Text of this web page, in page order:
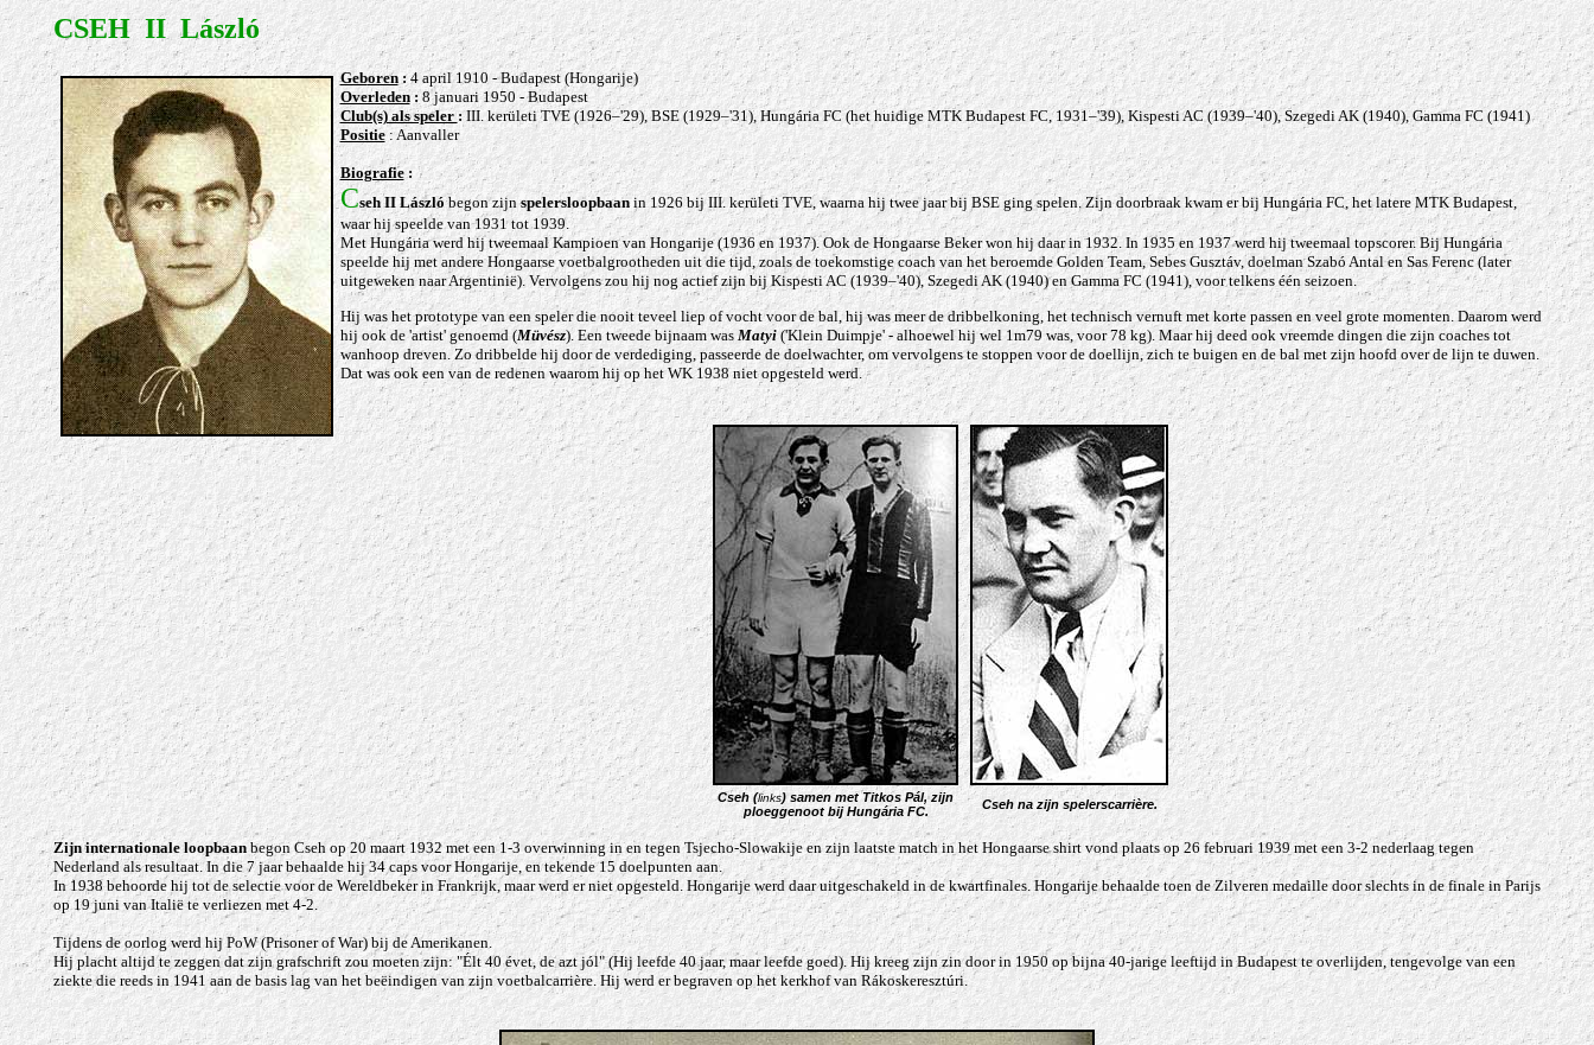
CSEH II László
Geboren:4 april 1910 - Budapest (Hongarije)
Overleden:8 januari 1950 - Budapest
Club(s) als speler :III. kerületi TVE (1926–'29), BSE (1929–'31), Hungária FC (het huidige MTK Budapest FC, 1931–'39), Kispesti AC (1939–'40), Szegedi AK (1940), Gamma FC (1941)
Positie : Aanvaller
Biografie:
Cseh II Lászlóbegon zijnspelersloopbaanin 1926 bij III. kerületi TVE, waarna hij twee jaar bij BSE ging spelen. Zijn doorbraak kwam er bij Hungária FC, het latere MTK Budapest,
waar hij speelde van 1931 tot 1939.
Met Hungária werd hij tweemaal Kampioen van Hongarije (1936 en 1937). Ook de Hongaarse Beker won hij daar in 1932. In 1935 en 1937 werd hij tweemaal topscorer. Bij Hungária
speelde hij met andere Hongaarse voetbalgrootheden uit die tijd, zoals de toekomstige coach van het beroemde Golden Team, Sebes Gusztáv, doelman Szabó Antal en Sas Ferenc (later
uitgeweken naar Argentinië). Vervolgens zou hij nog actief zijn bij Kispesti AC (1939–'40), Szegedi AK (1940) en Gamma FC (1941), voor telkens één seizoen.
Hij was het prototype van een speler die nooit teveel liep of vocht voor de bal, hij was meer de dribbelkoning, het technisch vernuft met korte passen en veel grote momenten. Daarom werd
hij ook de 'artist' genoemd (Müvész). Een tweede bijnaam was Matyi('Klein Duimpje' - alhoewel hij wel 1m79 was, voor 78 kg). Maar hij deed ook vreemde dingen die zijn coaches tot
wanhoop dreven. Zo dribbelde hij door de verdediging, passeerde de doelwachter, om vervolgens te stoppen voor de doellijn, zich te buigen en de bal met zijn hoofd over de lijn te duwen.
Dat was ook een van de redenen waarom hij op het WK 1938 niet opgesteld werd.
Cseh (links)samen metTitkos Pál, zijn
ploeggenoot bij Hungária FC.
Cseh na zijn spelerscarrière.
Zijn internationale loopbaanbegon Cseh op 20 maart 1932 met een 1-3 overwinning in en tegen Tsjecho-Slowakije en zijn laatste match in het Hongaarse shirt vond plaats op 26 februari 1939 met een 3-2 nederlaag tegen
Nederland als resultaat. In die 7 jaar behaalde hij 34 caps voor Hongarije, en tekende 15 doelpunten aan.
In 1938 behoorde hij tot de selectie voor de Wereldbeker in Frankrijk, maar werd er niet opgesteld. Hongarije werd daar uitgeschakeld in de kwartfinales. Hongarije behaalde toen de Zilveren medaille door slechts in de finale in Parijs
op 19 juni van Italië te verliezen met 4-2.
Tijdens de oorlog werd hij PoW (Prisoner of War) bij de Amerikanen.
Hij placht altijd te zeggen dat zijn grafschrift zou moeten zijn: "Élt 40 évet, de azt jól" (Hij leefde 40 jaar, maar leefde goed). Hij kreeg zijn zin door in 1950 op bijna 40-jarige leeftijd in Budapest te overlijden, tengevolge van een
ziekte die reeds in 1941 aan de basis lag van het beëindigen van zijn voetbalcarrière. Hij werd er begraven op het kerkhof van Rákoskeresztúri.